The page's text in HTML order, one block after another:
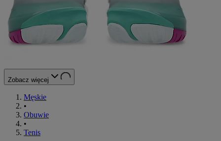
Zobacz więcej
Męskie
•
Obuwie
•
Tenis